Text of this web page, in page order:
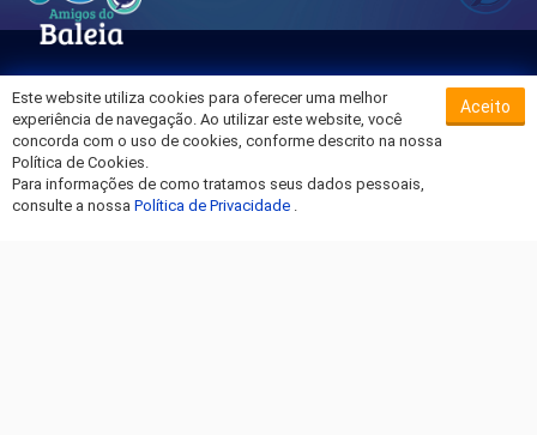
Sobre o Hospital da Baleia
Termos de Uso
Política de Privacidade
Entre em Contato
Este website utiliza cookies para oferecer uma melhor
experiência de navegação. Ao utilizar este website, você
concorda com o uso de cookies, conforme descrito na nossa
Política de Cookies.
Para informações de como tratamos seus dados pessoais,
consulte a nossa Política de Privacidade .
Aceito